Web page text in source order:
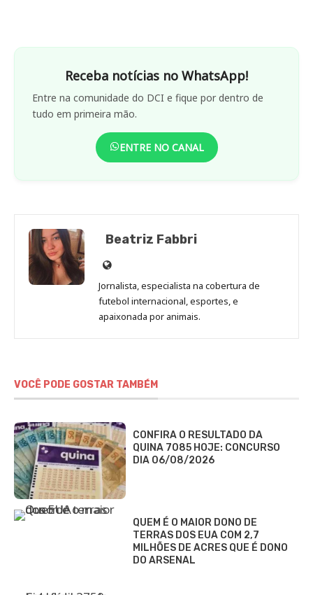
Receba notícias no WhatsApp!
Entre na comunidade do DCI e fique por dentro de
tudo em primeira mão.
ENTRE NO CANAL
Beatriz Fabbri
Site
de
Beatriz
Fabbri
Jornalista, especialista na cobertura de
futebol internacional, esportes, e
apaixonada por animais.
VOCÊ PODE GOSTAR TAMBÉM
CONFIRA O RESULTADO DA
QUINA 7085 HOJE: CONCURSO
DIA 06/08/2026
QUEM É O MAIOR DONO DE
TERRAS DOS EUA COM 2,7
MILHÕES DE ACRES QUE É DONO
DO ARSENAL